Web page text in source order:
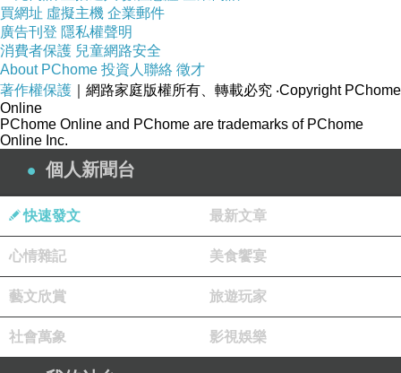
買網址 虛擬主機 企業郵件
廣告刊登 隱私權聲明
消費者保護 兒童網路安全
About PChome 投資人聯絡 徵才
著作權保護 ｜網路家庭版權所有、轉載必究 ‧Copyright PChome
Online
PChome Online and PChome are trademarks of PChome
Online Inc.
個人新聞台
快速發文 最新文章
心情雜記 美食饗宴
藝文欣賞 旅遊玩家
社會萬象 影視娛樂